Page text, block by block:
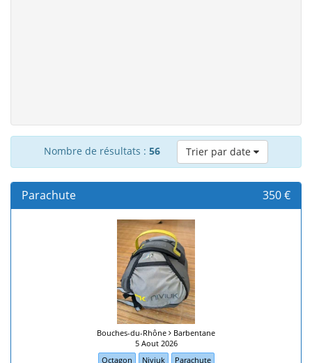
Nombre de résultats : 56 Trier par date
Parachute 350 €
Bouches-du-Rhône
Barbentane
5 Aout 2026
Octagon
Niviuk Parachute